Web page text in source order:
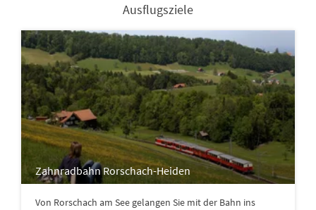
Ausflugsziele
Zahnradbahn Rorschach-Heiden
Von Rorschach am See gelangen Sie mit der Bahn ins